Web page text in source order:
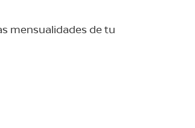
mensualidades de tu